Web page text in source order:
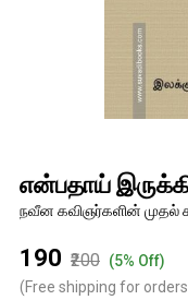
என்பதாய்
நவீன கவிஞர்களின் முதல்
₹190 ₹200 (5% Off)
(Free shipping for